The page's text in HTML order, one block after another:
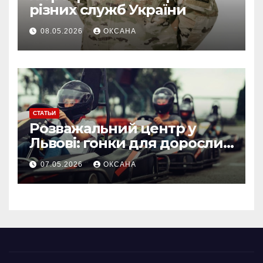
різних служб України
08.05.2026 ОКСАНА
СТАТЬИ
Розважальний центр у
Львові: гонки для дорослих
та дитячий картинг як
формат відпочинку
07.05.2026 ОКСАНА